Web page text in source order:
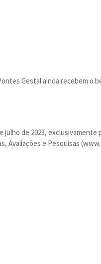
Gestal ainda recebem o
julho de 2023,
Avaliações e Pesquisas